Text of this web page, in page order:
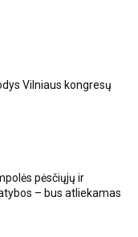
Vilniaus kongresų
pėsčiųjų ir
– bus atliekamas